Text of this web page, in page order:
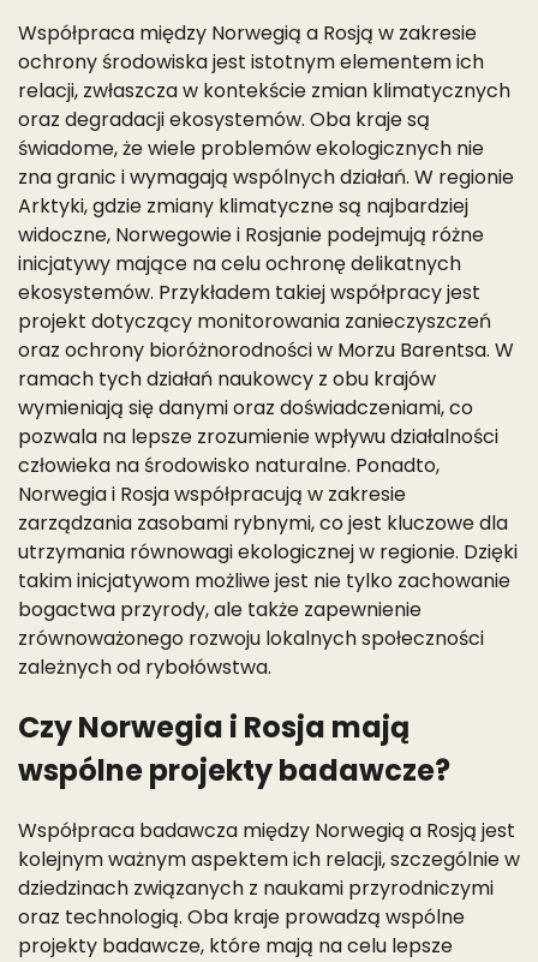
Współpraca między Norwegią a Rosją w zakresie
ochrony środowiska jest istotnym elementem ich
relacji, zwłaszcza w kontekście zmian klimatycznych
oraz degradacji ekosystemów. Oba kraje są
świadome, że wiele problemów ekologicznych nie
zna granic i wymagają wspólnych działań. W regionie
Arktyki, gdzie zmiany klimatyczne są najbardziej
widoczne, Norwegowie i Rosjanie podejmują różne
inicjatywy mające na celu ochronę delikatnych
ekosystemów. Przykładem takiej współpracy jest
projekt dotyczący monitorowania zanieczyszczeń
oraz ochrony bioróżnorodności w Morzu Barentsa. W
ramach tych działań naukowcy z obu krajów
wymieniają się danymi oraz doświadczeniami, co
pozwala na lepsze zrozumienie wpływu działalności
człowieka na środowisko naturalne. Ponadto,
Norwegia i Rosja współpracują w zakresie
zarządzania zasobami rybnymi, co jest kluczowe dla
utrzymania równowagi ekologicznej w regionie. Dzięki
takim inicjatywom możliwe jest nie tylko zachowanie
bogactwa przyrody, ale także zapewnienie
zrównoważonego rozwoju lokalnych społeczności
zależnych od rybołówstwa.
Czy Norwegia i Rosja mają
wspólne projekty badawcze?
Współpraca badawcza między Norwegią a Rosją jest
kolejnym ważnym aspektem ich relacji, szczególnie w
dziedzinach związanych z naukami przyrodniczymi
oraz technologią. Oba kraje prowadzą wspólne
projekty badawcze, które mają na celu lepsze